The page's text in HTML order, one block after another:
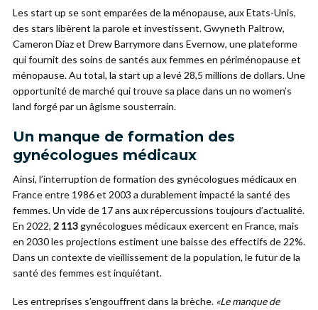
Les start up se sont emparées de la ménopause, aux Etats-Unis,
des stars libèrent la parole et investissent. Gwyneth Paltrow,
Cameron Diaz et Drew Barrymore dans Evernow, une plateforme
qui fournit des soins de santés aux femmes en périménopause et
ménopause. Au total, la start up a levé 28,5 millions de dollars. Une
opportunité de marché qui trouve sa place dans un no women’s
land forgé par un âgisme sousterrain.
Un manque de formation des
gynécologues médicaux
Ainsi, l’interruption de formation des gynécologues médicaux en
France entre 1986 et 2003 a durablement impacté la santé des
femmes. Un vide de 17 ans aux répercussions toujours d’actualité.
En 2022, 2 113gynécologues médicaux exercent en France, mais
en 2030 les projections estiment une baisse des effectifs de 22%.
Dans un contexte de vieillissement de la population, le futur de la
santé des femmes est inquiétant.
Les entreprises s’engouffrent dans la brèche. «Le manque de